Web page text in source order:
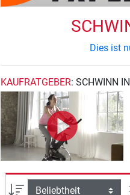
Dies ist
KAUFRATGEBER: SCHWINN
Sortierung